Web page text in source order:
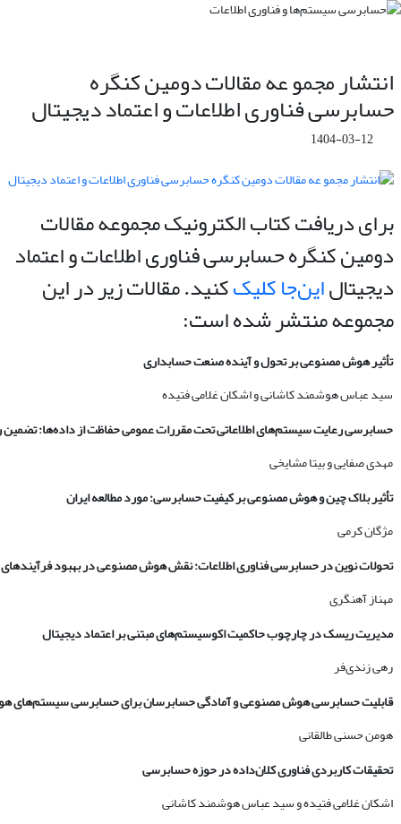
انتشار مجمو عه مقالات دومین کنگره
حسابرسی فناوری اطلاعات و اعتماد دیجیتال
1404-03-12
برای دریافت کتاب الکترونیک مجموعه مقالات
دومین کنگره حسابرسی فناوری اطلاعات و اعتماد
دیجیتالاین‌جا کلیککنید. مقالات زیر در این
مجموعه منتشر شده است:
تأثیر هوش مصنوعی بر تحول و آیندهصنعتحسابداری
سید عباس هوشمند کاشانی و اشکان غلامی فتیده
حسابرسی رعایت سیستم‌های اطلاعاتی تحت مقررات عمومی حفاظت از داده‌ها:
مهدی صفایی و بیتا مشایخی
تأثیر بلاک چین و هوش مصنوعی بر کیفیت حسابرسی: مورد مطالعه ایران
مژگان کرمی
تحولات نوین در حسابرسی فناوری اطلاعات: نقش هوش مصنوعی در بهبود
مهناز آهنگری
مدیریت ریسک در چارچوب حاکمیت اکوسیستم‌های مبتنی بر اعتماد دیجیتال
رهی زندی‌فر
قابلیت حسابرسی هوش مصنوعی و آمادگی حسابرسان برای حسابرسی سیستم‌های
هومن حسنی طالقانی
تحقیقات کاربردی فناوری کلان‌داده در حوزه حسابرسی
اشکان غلامی فتیده و سید عباس هوشمند کاشانی